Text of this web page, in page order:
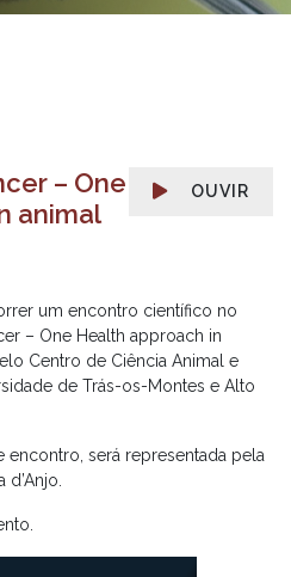
OUVIR
– One
animal
um encontro científico no
– One Health approach in
Centro de Ciência Animal e
de Trás-os-Montes e Alto
encontro, será representada pela